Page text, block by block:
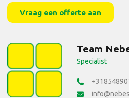
Vraag een offerte aan
Team
Specialist